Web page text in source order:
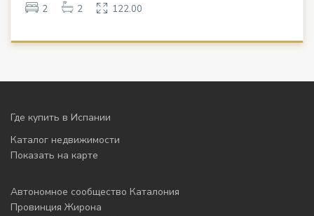
2 2 122.00
Где купить в Испании
Каталог недвижимости
Показать на карте
Автономное сообщество Каталония
Провинция Жирона